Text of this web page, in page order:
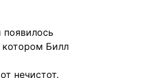
появилось
котором Билл
нечистот.